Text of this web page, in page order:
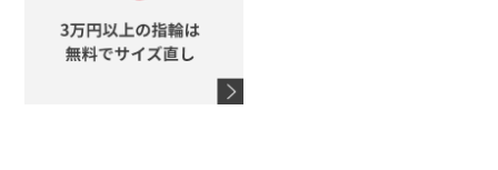
ウノアエレ
タグホイヤー